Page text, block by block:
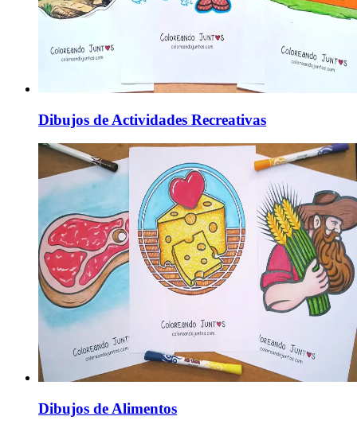
Dibujos de Actividades Recreativas
Dibujos de Alimentos